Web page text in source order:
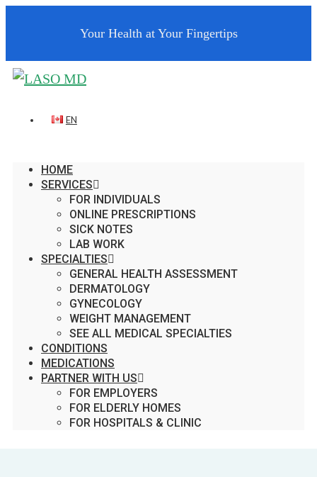
Your Health at Your Fingertips
EN
HOME
SERVICES
FOR INDIVIDUALS
ONLINE PRESCRIPTIONS
SICK NOTES
LAB WORK
SPECIALTIES
GENERAL HEALTH ASSESSMENT
DERMATOLOGY
GYNECOLOGY
WEIGHT MANAGEMENT
SEE ALL MEDICAL SPECIALTIES
CONDITIONS
MEDICATIONS
PARTNER WITH US
FOR EMPLOYERS
FOR ELDERLY HOMES
FOR HOSPITALS & CLINIC